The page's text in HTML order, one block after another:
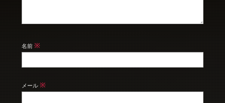
名前 ※
メール ※